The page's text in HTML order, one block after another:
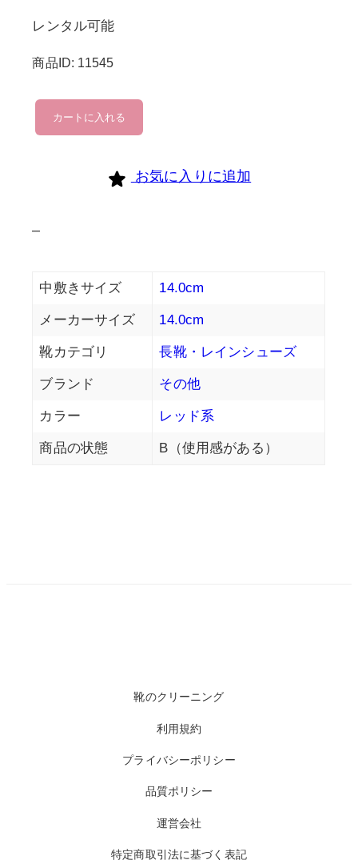
レンタル可能
商品ID: 11545
zoom
個
カートに入れる
お気に入りに追加
–
中敷きサイズ 14.0cm
メーカーサイズ 14.0cm
靴カテゴリ 長靴・レインシューズ
ブランド その他
カラー レッド系
商品の状態 B（使用感がある）
靴のクリーニング
利用規約
プライバシーポリシー
品質ポリシー
運営会社
特定商取引法に基づく表記